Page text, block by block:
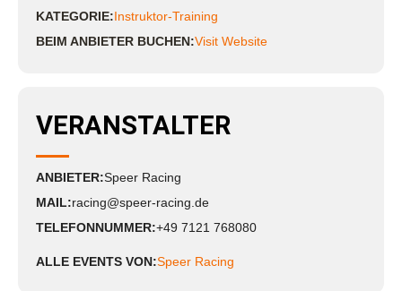
KATEGORIE:Instruktor-Training
BEIM ANBIETER BUCHEN:Visit Website
VERANSTALTER
ANBIETER:Speer Racing
MAIL:racing@speer-racing.de
TELEFONNUMMER:+49 7121 768080
ALLE EVENTS VON:Speer Racing